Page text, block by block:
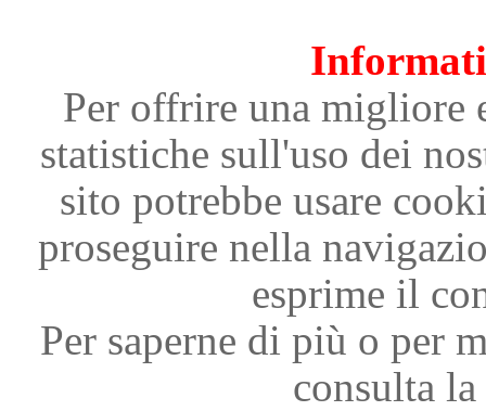
Per offrire una migliore
statistiche sull'uso dei
sito potrebbe usare
proseguire nella
esprime il
Per saperne di più o per
consulta